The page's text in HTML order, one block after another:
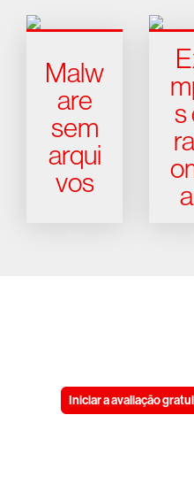
Malw
are
sem
arqui
vos
s
Iniciar a avaliação